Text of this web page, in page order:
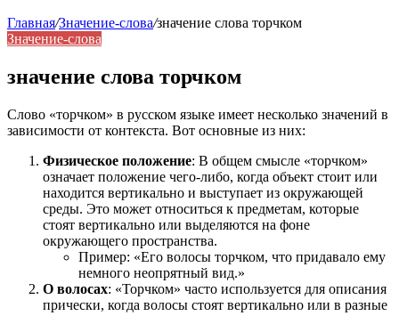
Главная/Значение-слова/значение слова торчком
Значение-слова
значение слова торчком
Слово «торчком» в русском языке имеет несколько значений в
зависимости от контекста. Вот основные из них:
Физическое положение: В общем смысле «торчком»
означает положение чего-либо, когда объект стоит или
находится вертикально и выступает из окружающей
среды. Это может относиться к предметам, которые
стоят вертикально или выделяются на фоне
окружающего пространства.
Пример: «Его волосы торчком, что придавало ему
немного неопрятный вид.»
О волосах: «Торчком» часто используется для описания
прически, когда волосы стоят вертикально или в разные